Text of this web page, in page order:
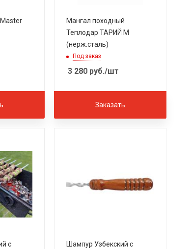
Мангал походный
Теплодар ТАРИЙ М
(нерж.сталь)
Под заказ
3 280руб./шт
Заказать
с
Шампур Узбекский с